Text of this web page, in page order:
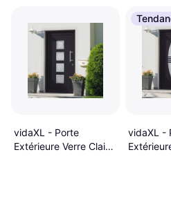
vidaXL - Porte
Extérieure Verre Clair
vidaXL -